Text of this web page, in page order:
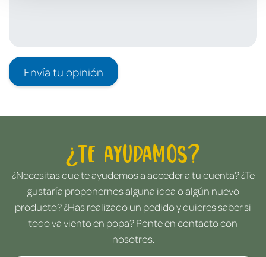
Envía tu opinión
¿Te ayudamos?
¿Necesitas que te ayudemos a acceder a tu cuenta? ¿Te
gustaría proponernos alguna idea o algún nuevo
producto? ¿Has realizado un pedido y quieres saber si
todo va viento en popa? Ponte en contacto con
nosotros.